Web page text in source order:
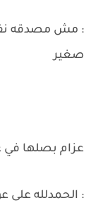
: مش مصدقه
صغير
عزام بصلها في
: الحمدلله